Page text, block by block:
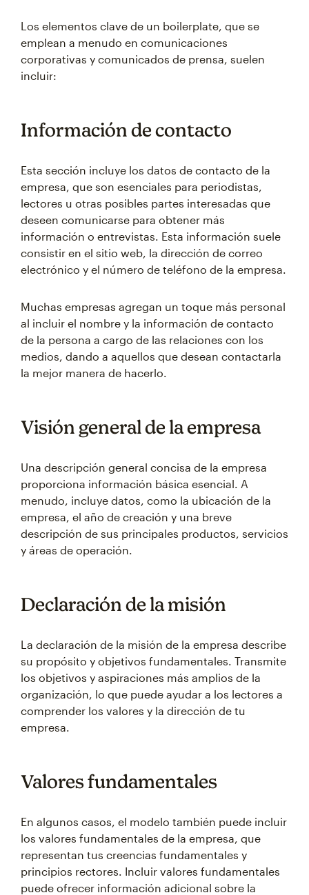
Los elementos clave de un boilerplate, que se
emplean a menudo en comunicaciones
corporativas y comunicados de prensa, suelen
incluir:
Información de contacto
Esta sección incluye los datos de contacto de la
empresa, que son esenciales para periodistas,
lectores u otras posibles partes interesadas que
deseen comunicarse para obtener más
información o entrevistas. Esta información suele
consistir en el sitio web, la dirección de correo
electrónico y el número de teléfono de la empresa.
Muchas empresas agregan un toque más personal
al incluir el nombre y la información de contacto
de la persona a cargo de las relaciones con los
medios, dando a aquellos que desean contactarla
la mejor manera de hacerlo.
Visión general de la empresa
Una descripción general concisa de la empresa
proporciona información básica esencial. A
menudo, incluye datos, como la ubicación de la
empresa, el año de creación y una breve
descripción de sus principales productos, servicios
y áreas de operación.
Declaración de la misión
La declaración de la misión de la empresa describe
su propósito y objetivos fundamentales. Transmite
los objetivos y aspiraciones más amplios de la
organización, lo que puede ayudar a los lectores a
comprender los valores y la dirección de tu
empresa.
Valores fundamentales
En algunos casos, el modelo también puede incluir
los valores fundamentales de la empresa, que
representan tus creencias fundamentales y
principios rectores. Incluir valores fundamentales
puede ofrecer información adicional sobre la